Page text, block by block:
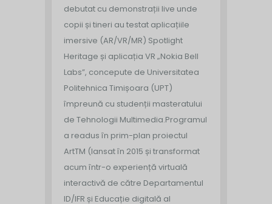
debutat cu demonstrații live unde
copii și tineri au testat aplicațiile
imersive (AR/VR/MR) Spotlight
Heritage și aplicația VR „Nokia Bell
Labs”, concepute de Universitatea
Politehnica Timișoara (UPT)
împreună cu studenții masteratului
de Tehnologii Multimedia.Programul
a readus în prim-plan proiectul
ArtTM (lansat în 2015 și transformat
acum într-o experiență virtuală
interactivă de către Departamentul
ID/IFR și Educație digitală al